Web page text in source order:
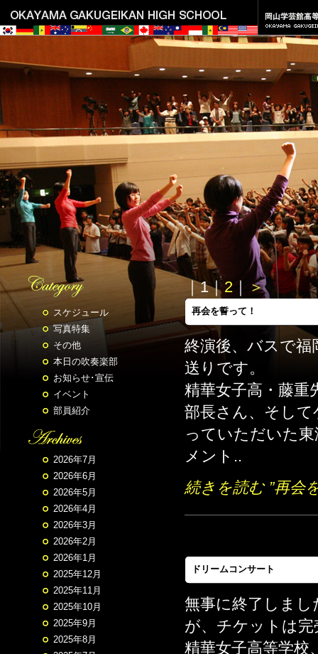
スケジュール
写真特集
その他
本日の吹奏楽部
お知らせ･宣伝
イベント
部員紹介
2026年7月
2026年6月
2026年5月
2026年4月
2026年3月
2026年2月
2026年1月
2025年12月
2025年11月
2025年10月
2025年9月
2025年8月
｜1｜2 ｜ ＞
再会を誓って！
終演後、バスで福
送りです。
精華女子高・藤重
部長さん、そし
っていただいた
メント..
続きを読む ”再会
ドリームコンサート
無事に終了しま
が、チケットは
精華女子高等学校